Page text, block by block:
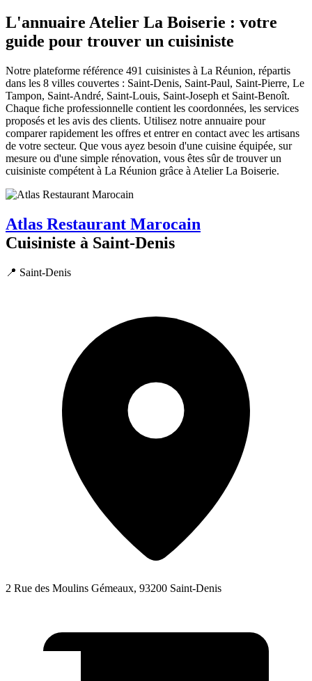
L'annuaire Atelier La Boiserie : votre
guide pour trouver un cuisiniste
Notre plateforme référence 491 cuisinistes à La Réunion, répartis
dans les 8 villes couvertes : Saint-Denis, Saint-Paul, Saint-Pierre, Le
Tampon, Saint-André, Saint-Louis, Saint-Joseph et Saint-Benoît.
Chaque fiche professionnelle contient les coordonnées, les services
proposés et les avis des clients. Utilisez notre annuaire pour
comparer rapidement les offres et entrer en contact avec les artisans
de votre secteur. Que vous ayez besoin d'une cuisine équipée, sur
mesure ou d'une simple rénovation, vous êtes sûr de trouver un
cuisiniste compétent à La Réunion grâce à Atelier La Boiserie.
Atlas Restaurant Marocain
Cuisiniste à Saint-Denis
📍 Saint-Denis
2 Rue des Moulins Gémeaux, 93200 Saint-Denis